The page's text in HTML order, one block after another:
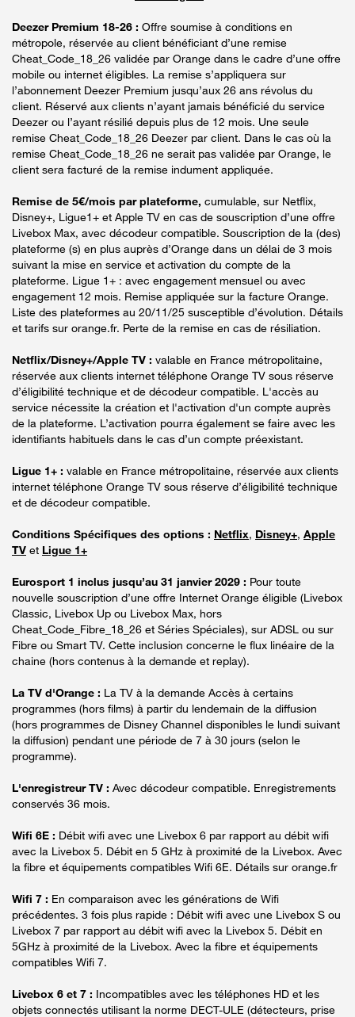
Deezer Premium 18-26 : Offre soumise à conditions en
métropole, réservée au client bénéficiant d’une remise
Cheat_Code_18_26 validée par Orange dans le cadre d’une offre
mobile ou internet éligibles. La remise s’appliquera sur
l’abonnement Deezer Premium jusqu’aux 26 ans révolus du
client. Réservé aux clients n’ayant jamais bénéficié du service
Deezer ou l’ayant résilié depuis plus de 12 mois. Une seule
remise Cheat_Code_18_26 Deezer par client. Dans le cas où la
remise Cheat_Code_18_26 ne serait pas validée par Orange, le
client sera facturé de la remise indument appliquée.
Remise de 5€/mois par plateforme, cumulable, sur Netflix,
Disney+, Ligue1+ et Apple TV en cas de souscription d’une offre
Livebox Max, avec décodeur compatible. Souscription de la (des)
plateforme (s) en plus auprès d’Orange dans un délai de 3 mois
suivant la mise en service et activation du compte de la
plateforme. Ligue 1+ : avec engagement mensuel ou avec
engagement 12 mois. Remise appliquée sur la facture Orange.
Liste des plateformes au 20/11/25 susceptible d’évolution. Détails
et tarifs sur orange.fr. Perte de la remise en cas de résiliation.
Netflix/Disney+/Apple TV : valable en France métropolitaine,
réservée aux clients internet téléphone Orange TV sous réserve
d’éligibilité technique et de décodeur compatible. L'accès au
service nécessite la création et l'activation d'un compte auprès
de la plateforme. L’activation pourra également se faire avec les
identifiants habituels dans le cas d’un compte préexistant.
Ligue 1+ : valable en France métropolitaine, réservée aux clients
internet téléphone Orange TV sous réserve d’éligibilité technique
et de décodeur compatible.
Conditions Spécifiques des options : Netflix, Disney+, Apple
TV et Ligue 1+
Eurosport 1 inclus jusqu’au 31 janvier 2029 : Pour toute
nouvelle souscription d’une offre Internet Orange éligible (Livebox
Classic, Livebox Up ou Livebox Max, hors
Cheat_Code_Fibre_18_26 et Séries Spéciales), sur ADSL ou sur
Fibre ou Smart TV. Cette inclusion concerne le flux linéaire de la
chaine (hors contenus à la demande et replay).
La TV d'Orange : La TV à la demande Accès à certains
programmes (hors films) à partir du lendemain de la diffusion
(hors programmes de Disney Channel disponibles le lundi suivant
la diffusion) pendant une période de 7 à 30 jours (selon le
programme).
L'enregistreur TV : Avec décodeur compatible. Enregistrements
conservés 36 mois.
Wifi 6E : Débit wifi avec une Livebox 6 par rapport au débit wifi
avec la Livebox 5. Débit en 5 GHz à proximité de la Livebox. Avec
la fibre et équipements compatibles Wifi 6E. Détails sur orange.fr
Wifi 7 : En comparaison avec les générations de Wifi
précédentes. 3 fois plus rapide : Débit wifi avec une Livebox S ou
Livebox 7 par rapport au débit wifi avec la Livebox 5. Débit en
5GHz à proximité de la Livebox. Avec la fibre et équipements
compatibles Wifi 7.
Livebox 6 et 7 : Incompatibles avec les téléphones HD et les
objets connectés utilisant la norme DECT-ULE (détecteurs, prise